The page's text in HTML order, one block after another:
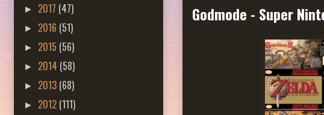
Godmode - Super
► 2017 (47)
► 2016 (51)
► 2015 (56)
► 2014 (58)
► 2013 (68)
► 2012 (111)